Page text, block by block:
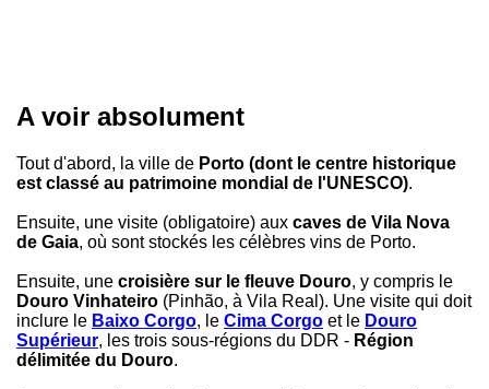
A voir absolument
Tout d'abord, la ville de Porto (dont le centre historique
est classé au patrimoine mondial de l'UNESCO).
Ensuite, une visite (obligatoire) aux caves de Vila Nova
de Gaia, où sont stockés les célèbres vins de Porto.
Ensuite, une croisière sur le fleuve Douro, y compris le
Douro Vinhateiro (Pinhão, à Vila Real). Une visite qui doit
inclure le Baixo Corgo, le Cima Corgo et le Douro
Supérieur, les trois sous-régions du DDR - Région
délimitée du Douro.